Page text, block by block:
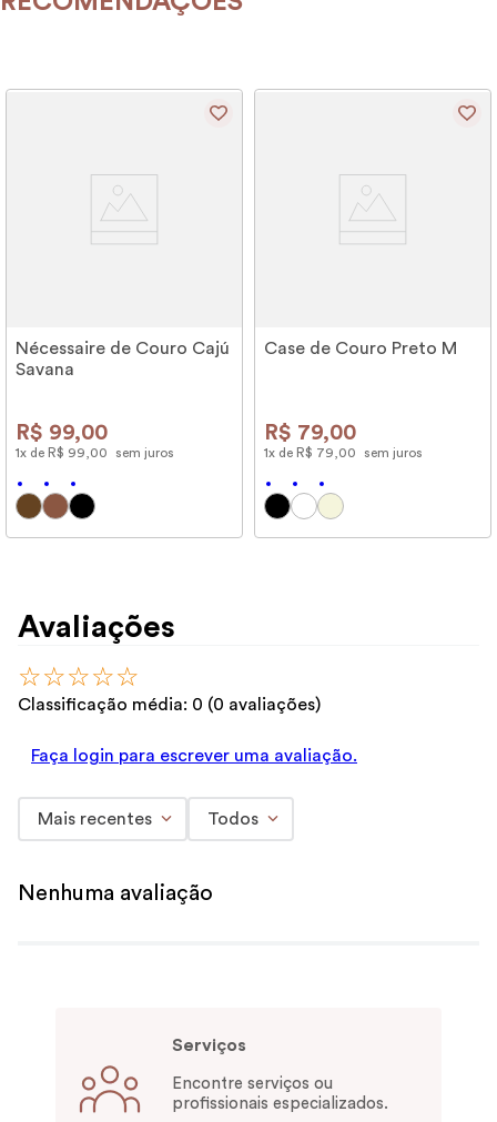
Nécessaire de Couro Cajú
Savana
R$ 99,00
1x de R$ 99 00 sem juros
Case de Couro Preto M
R$ 79,00
1x de R$ 79 00 sem juros
Avaliações
☆☆☆☆☆
Classificação média: 0 (0 avaliações)
Faça login para escrever uma avaliação.
Mais recentes Todos
Nenhuma avaliação
Serviços
Encontre serviços ou
profissionais especializados.